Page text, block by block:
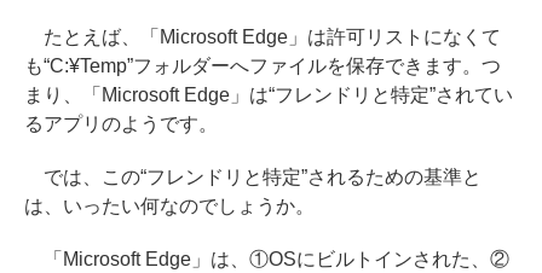
たとえば、「Microsoft Edge」は許可リストになくて
も“C:¥Temp”フォルダーへファイルを保存できます。つ
まり、「Microsoft Edge」は“フレンドリと特定”されてい
るアプリのようです。
では、この“フレンドリと特定”されるための基準と
は、いったい何なのでしょうか。
「Microsoft Edge」は、①OSにビルトインされた、②